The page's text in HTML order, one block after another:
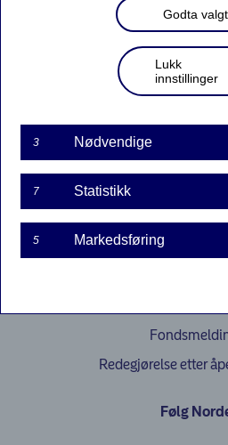
Nordea 1, SICAV – Global Value
Våre
Redegjørelse etter
Følg
Godta
Lukk
innstillinger
3 Nødvendige
7 Statistikk
5 Markedsføring